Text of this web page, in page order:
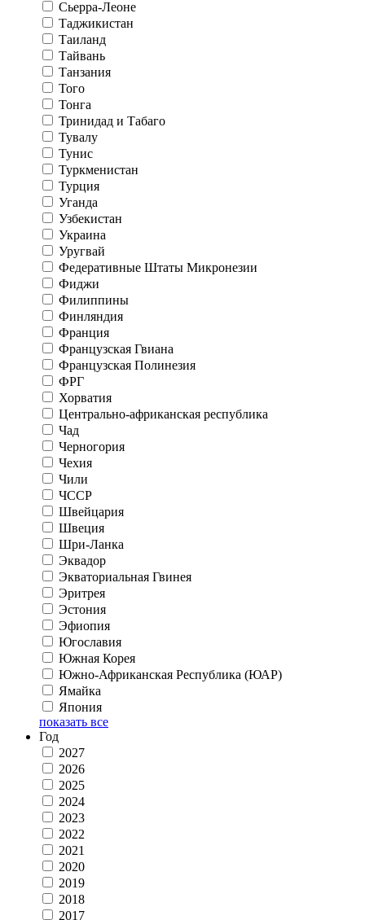
Сьерра-Леоне
Таджикистан
Таиланд
Тайвань
Танзания
Того
Тонга
Тринидад и Табаго
Тувалу
Тунис
Туркменистан
Турция
Уганда
Узбекистан
Украина
Уругвай
Федеративные Штаты Микронезии
Фиджи
Филиппины
Финляндия
Франция
Французская Гвиана
Французская Полинезия
ФРГ
Хорватия
Центрально-африканская республика
Чад
Черногория
Чехия
Чили
ЧССР
Швейцария
Швеция
Шри-Ланка
Эквадор
Экваториальная Гвинея
Эритрея
Эстония
Эфиопия
Югославия
Южная Корея
Южно-Африканская Республика (ЮАР)
Ямайка
Япония
показать все
Год
2027
2026
2025
2024
2023
2022
2021
2020
2019
2018
2017